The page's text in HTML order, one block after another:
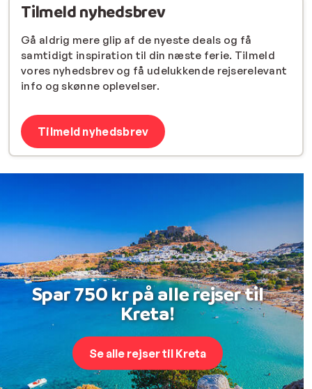
Tilmeld nyhedsbrev
Gå aldrig mere glip af de nyeste deals og få
samtidigt inspiration til din næste ferie. Tilmeld
vores nyhedsbrev og få udelukkende rejserelevant
info og skønne oplevelser.
Tilmeld nyhedsbrev
Spar 750 kr på alle rejser til
Kreta!
Se alle rejser til Kreta